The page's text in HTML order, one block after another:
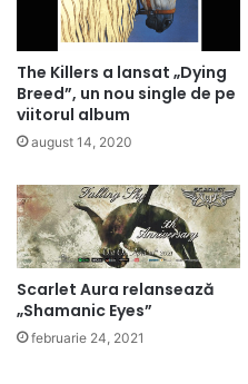
The Killers a lansat „Dying
Breed”, un nou single de pe
viitorul album
august 14, 2020
Scarlet Aura relansează
„Shamanic Eyes”
februarie 24, 2021